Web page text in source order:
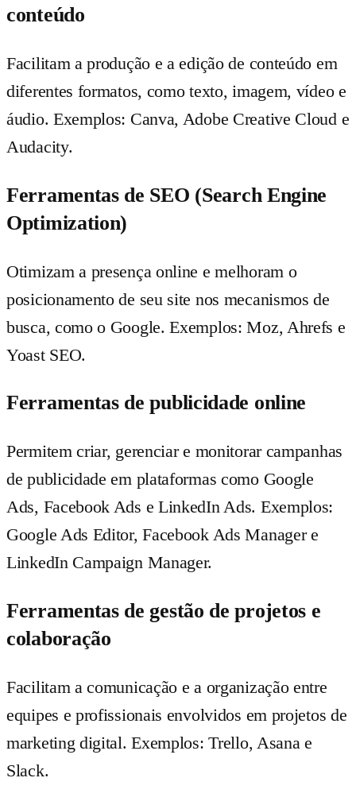
conteúdo
Facilitam a produção e a edição de conteúdo em
diferentes formatos, como texto, imagem, vídeo e
áudio. Exemplos: Canva, Adobe Creative Cloud e
Audacity.
Ferramentas de SEO (Search Engine
Optimization)
Otimizam a presença online e melhoram o
posicionamento de seu site nos mecanismos de
busca, como o Google. Exemplos: Moz, Ahrefs e
Yoast SEO.
Ferramentas de publicidade online
Permitem criar, gerenciar e monitorar campanhas
de publicidade em plataformas como Google
Ads, Facebook Ads e LinkedIn Ads. Exemplos:
Google Ads Editor, Facebook Ads Manager e
LinkedIn Campaign Manager.
Ferramentas de gestão de projetos e
colaboração
Facilitam a comunicação e a organização entre
equipes e profissionais envolvidos em projetos de
marketing digital. Exemplos: Trello, Asana e
Slack.